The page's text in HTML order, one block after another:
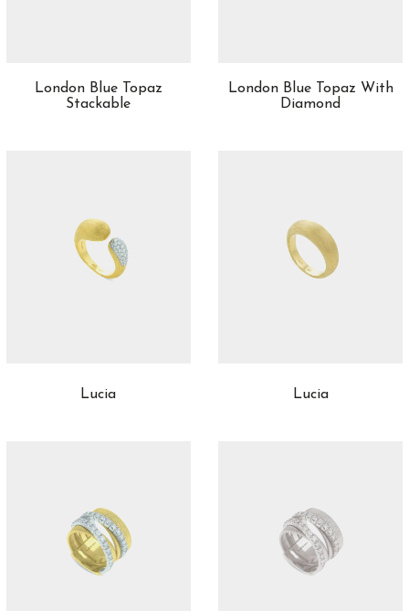
Oro Rosa 53
London Blue Topaz
Stackable
London Blue Topaz With
Diamond
Lucia Lucia